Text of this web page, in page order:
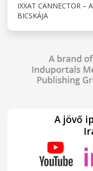
IXXAT CANNECTOR –
BICSKÁJA
A jövő